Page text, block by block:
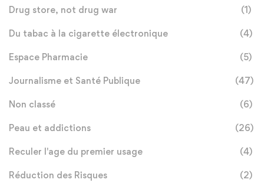
Drug store, not drug war (1)
Du tabac à la cigarette électronique (4)
Espace Pharmacie (5)
Journalisme et Santé Publique (47)
Non classé (6)
Peau et addictions (26)
Reculer l'age du premier usage (4)
Réduction des Risques (2)